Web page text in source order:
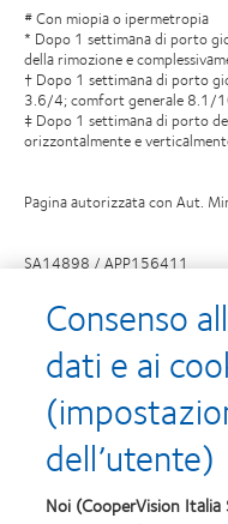
# Con miopia o ipermetropia
* Dopo 1 settimana di porto
della rimozione e
† Dopo 1 settimana di porto
3.6/4; comfort generale 8.1/
‡ Dopo 1 settimana di porto
orizzontalmente e
Pagina autorizzata con Aut.
SA14898 / APP156411
I nostri prodotti
Tecnologia delle
Trova un ottico
Consenso
dati e ai
dell’utente)
Noi (CooperVision